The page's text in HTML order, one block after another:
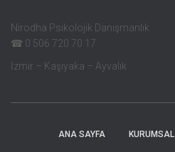
Nirodha Psikolojik Danışmanlık
☎ 0 506 720 70 17
İzmir – Kaşıyaka – Ayvalık
ANA SAYFA KURUMSAL